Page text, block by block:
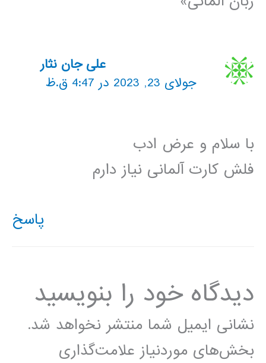
علی جان نثار
جولای 23, 2023 در 4:47 ق.ظ
با سلام و عرض ادب
فلش کارت آلمانی نیاز دارم
پاسخ
دیدگاه‌ خود را بنویسید
نشانی ایمیل شما منتشر نخواهد شد.
بخش‌های موردنیاز علامت‌گذاری